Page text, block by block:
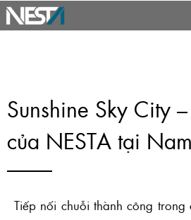
Sunshine Sky City
của NESTA tại
Tiếp nối chuỗi thành công